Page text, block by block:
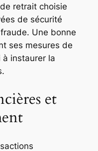
retrait choisie
de sécurité
Une bonne
ses mesures de
instaurer la
et